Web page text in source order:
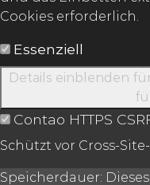
Cookies erforderlich.
Essenziell
Details einblenden
Contao HTTPS
Schützt vor Cross-
Speicherdauer: